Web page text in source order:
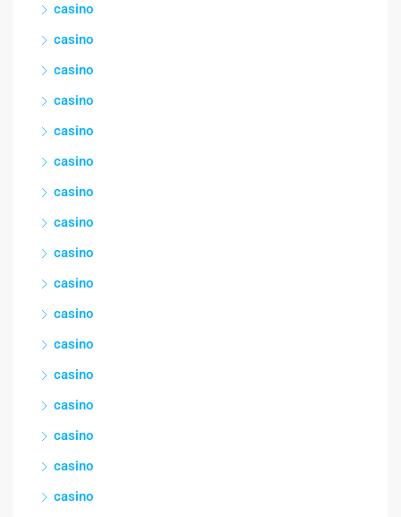
casino
casino
casino
casino
casino
casino
casino
casino
casino
casino
casino
casino
casino
casino
casino
casino
casino